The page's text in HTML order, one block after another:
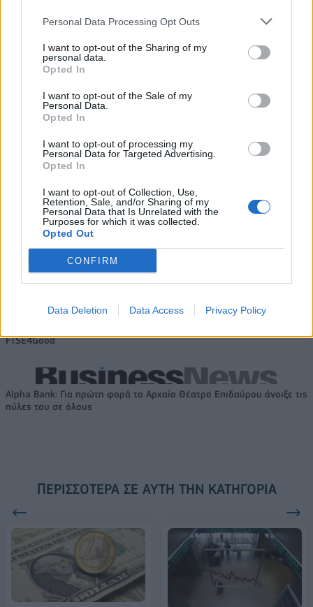
Personal Data Processing Opt Outs
I want to opt-out of the Sharing of my
personal data.
Opted In
I want to opt-out of the Sale of my
Personal Data.
Opted In
I want to opt-out of processing my
Personal Data for Targeted Advertising.
Opted In
I want to opt-out of Collection, Use,
Retention, Sale, and/or Sharing of my
Personal Data that Is Unrelated with the
Purposes for which it was collected.
Opted Out
CONFIRM
Data Deletion Data Access Privacy Policy
Β.Σ. Καρούλιας: Τζίρος 98,7
εκατ. ευρώ και αύξηση κερδών
57% - Τα νέα στοιχήματα σε
low & non alcohol
Χρηματοοικονομικός
σύμβουλος της ΔΕΗ για την
Το FIAT 500 Hybrid τώρα από
18.990 ευρώ
συνεχίζουν μαζί: Ανανέωση της
FTSE4Good
Alpha Bank: Για πρώτη φορά το Αρχαίο Θέατρο Επιδαύρου άνοιξε τις
πύλες του σε όλους
ΠΕΡΙΣΣΌΤΕΡΑ ΣΕ ΑΥΤΉ ΤΗΝ ΚΑΤΗΓΟΡΊΑ